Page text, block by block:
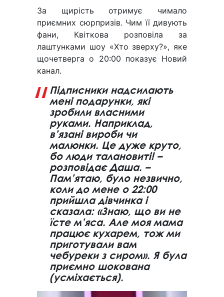
За щирість отримує чимало
приємних сюрпризів. Чим її дивують
фани, Квіткова розповіла за
лаштунками шоу «Хто зверху?», яке
щочетверга о 20:00 показує Новий
канал.
Підписники надсилають
мені подарунки, які
зробили власними
руками. Наприклад,
в’язані вироби чи
малюнки. Це дуже круто,
бо люди талановиті! –
розповідає Даша. –
Пам’ятаю, було незвично,
коли до мене о 22:00
прийшла дівчинка і
сказала: «Знаю, що ви не
їсте м’яса. Але моя мама
працює кухарем, тож ми
приготували вам
чебуреки з сиром». Я була
приємно шокована
(усміхається).